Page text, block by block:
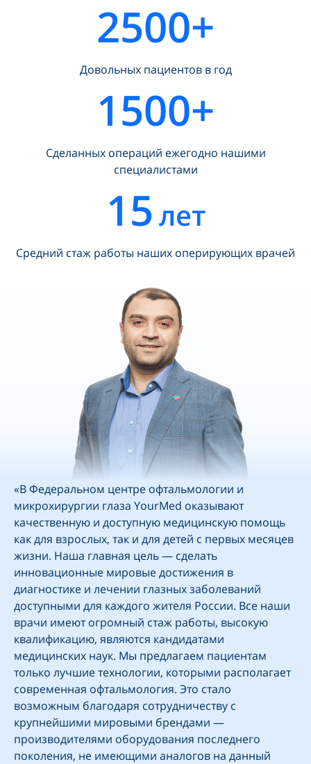
2500+
Довольных пациентов в год
1500+
Сделанных операций ежегодно нашими
специалистами
15лет
Средний стаж работы наших оперирующих врачей
«В Федеральном центре офтальмологии и
микрохирургии глаза YourMed оказывают
качественную и доступную медицинскую помощь
как для взрослых, так и для детей с первых месяцев
жизни. Наша главная цель — сделать
инновационные мировые достижения в
диагностике и лечении глазных заболеваний
доступными для каждого жителя России. Все наши
врачи имеют огромный стаж работы, высокую
квалификацию, являются кандидатами
медицинских наук. Мы предлагаем пациентам
только лучшие технологии, которыми располагает
современная офтальмология. Это стало
возможным благодаря сотрудничеству с
крупнейшими мировыми брендами —
производителями оборудования последнего
поколения, не имеющими аналогов на данный